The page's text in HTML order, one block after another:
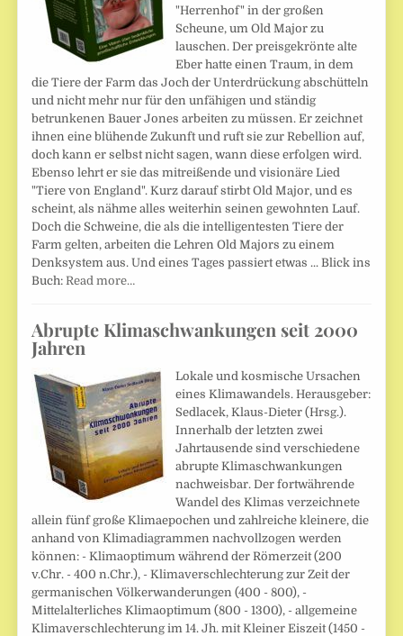
"Herrenhof" in der großen
Scheune, um Old Major zu
lauschen. Der preisgekrönte alte
Eber hatte einen Traum, in dem
die Tiere der Farm das Joch der Unterdrückung abschütteln
und nicht mehr nur für den unfähigen und ständig
betrunkenen Bauer Jones arbeiten zu müssen. Er zeichnet
ihnen eine blühende Zukunft und ruft sie zur Rebellion auf,
doch kann er selbst nicht sagen, wann diese erfolgen wird.
Ebenso lehrt er sie das mitreißende und visionäre Lied
"Tiere von England". Kurz darauf stirbt Old Major, und es
scheint, als nähme alles weiterhin seinen gewohnten Lauf.
Doch die Schweine, die als die intelligentesten Tiere der
Farm gelten, arbeiten die Lehren Old Majors zu einem
Denksystem aus. Und eines Tages passiert etwas ... Blick ins
Buch: Read more…
Abrupte Klimaschwankungen seit 2000
Jahren
Lokale und kosmische Ursachen
eines Klimawandels. Herausgeber:
Sedlacek, Klaus-Dieter (Hrsg.).
Innerhalb der letzten zwei
Jahrtausende sind verschiedene
abrupte Klimaschwankungen
nachweisbar. Der fortwährende
Wandel des Klimas verzeichnete
allein fünf große Klimaepochen und zahlreiche kleinere, die
anhand von Klimadiagrammen nachvollzogen werden
können: - Klimaoptimum während der Römerzeit (200
v.Chr. - 400 n.Chr.), - Klimaverschlechterung zur Zeit der
germanischen Völkerwanderungen (400 - 800), -
Mittelalterliches Klimaoptimum (800 - 1300), - allgemeine
Klimaverschlechterung im 14. Jh. mit Kleiner Eiszeit (1450 -